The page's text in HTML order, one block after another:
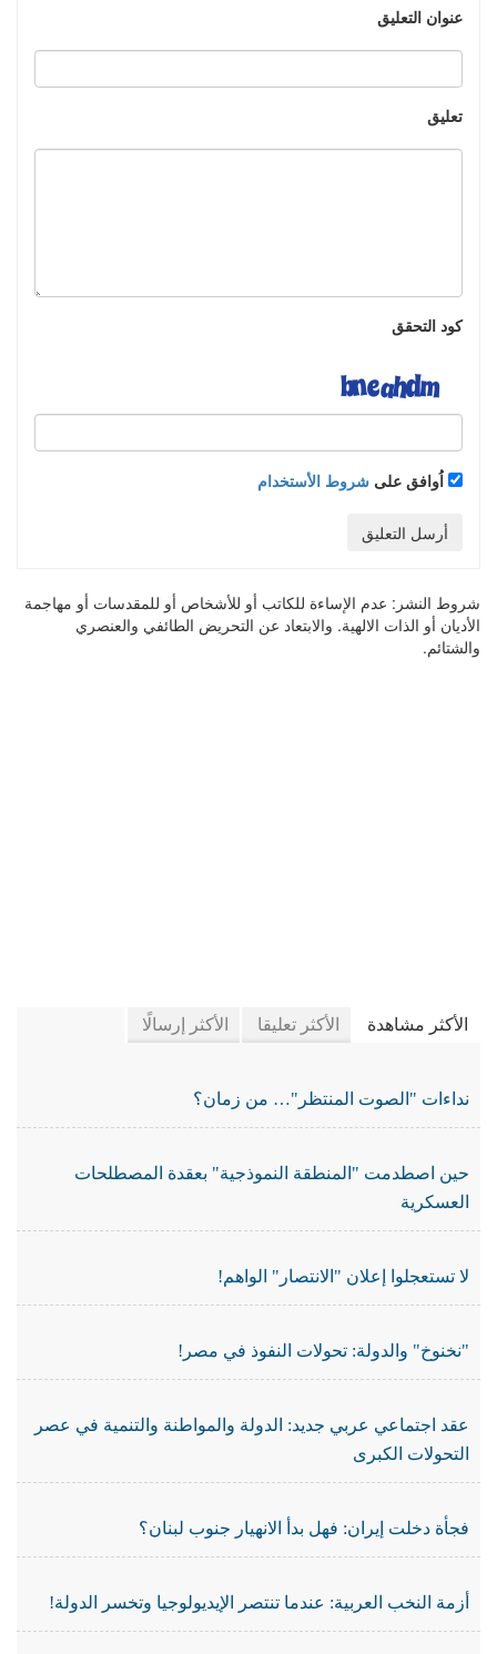
عنوان التعليق
تعليق
كود التحقق
اُوافق على شروط الأستخدام
أرسل التعليق
شروط النشر: عدم الإساءة للكاتب أو للأشخاص أو للمقدسات أو مهاجمة
الأديان أو الذات الالهية. والابتعاد عن التحريض الطائفي والعنصري
والشتائم.
الأكثر مشاهدة الأكثر تعليقا الأكثر إرسالًا
نداءات "الصوت المنتظر"… من زمان؟
حين اصطدمت "المنطقة النموذجية" بعقدة المصطلحات
العسكرية
لا تستعجلوا إعلان "الانتصار" الواهم!
"نخنوخ" والدولة: تحولات النفوذ في مصر!
عقد اجتماعي عربي جديد: الدولة والمواطنة والتنمية في عصر
التحولات الكبرى
فجأة دخلت إيران: فهل بدأ الانهيار جنوب لبنان؟
أزمة النخب العربية: عندما تنتصر الإيديولوجيا وتخسر الدولة!